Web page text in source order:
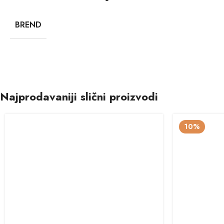
BREND
Najprodavaniji slični proizvodi
10%